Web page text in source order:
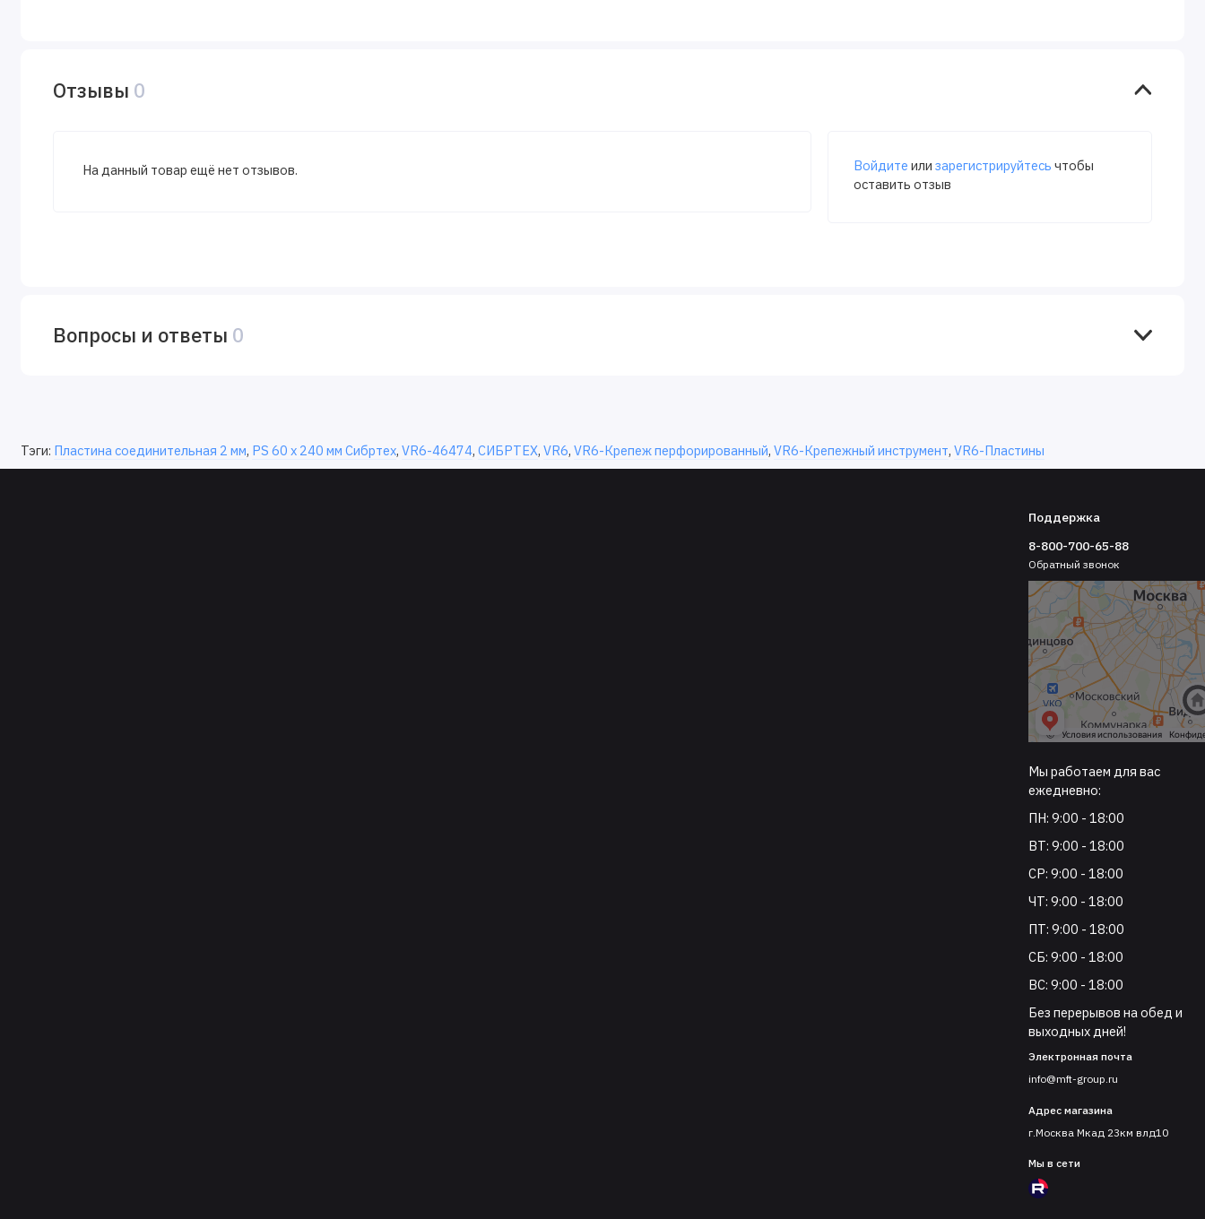
Отзывы 0
На данный товар ещё нет отзывов. Войдите или зарегистрируйтесь чтобы
оставить отзыв
Вопросы и ответы 0
Тэги: Пластина соединительная 2 мм, PS 60 х 240 мм Сибртех, VR6-46474, СИБРТЕХ, VR6, VR6-Крепеж перфорированный, VR6-Крепежный инструмент, VR6-Пластины
Поддержка
8-800-700-65-88
Обратный звонок
Мы работаем для вас
ежедневно:
ПН: 9:00 - 18:00
ВТ: 9:00 - 18:00
СР: 9:00 - 18:00
ЧТ: 9:00 - 18:00
ПТ: 9:00 - 18:00
СБ: 9:00 - 18:00
ВС: 9:00 - 18:00
Без перерывов на обед и
выходных дней!
Электронная почта
info@mft-group.ru
Адрес магазина
г.Москва Мкад 23км влд10
Мы в сети